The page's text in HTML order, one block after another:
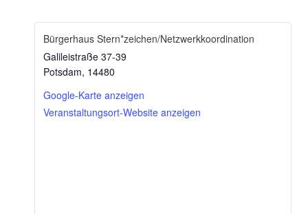
Bürgerhaus Stern*zeichen/Netzwerkkoordination
Gali­lei­stra­ße 37-39
Pots­dam, 14480
Goog­le-Kar­te anzeigen
Ver­an­stal­tungs­ort-Web­site anzeigen